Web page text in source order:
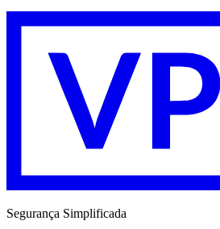
Segurança Simplificada